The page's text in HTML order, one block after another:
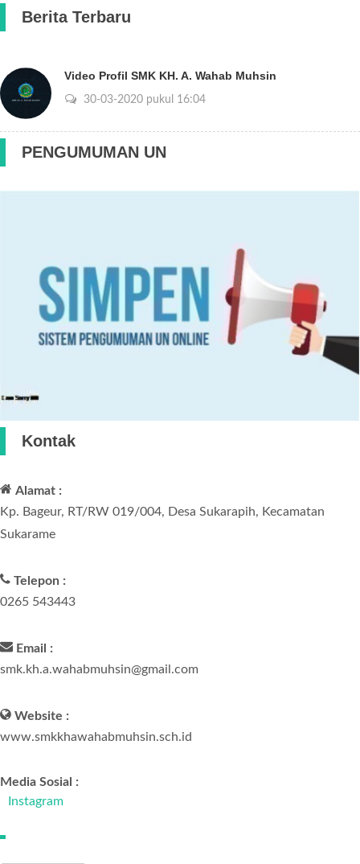
Berita Terbaru
Video Profil SMK KH. A. Wahab Muhsin
30-03-2020 pukul 16:04
PENGUMUMAN UN
Kontak
Alamat :
Kp. Bageur, RT/RW 019/004, Desa Sukarapih, Kecamatan
Sukarame
Telepon :
0265 543443
Email :
smk.kh.a.wahabmuhsin@gmail.com
Website :
www.smkkhawahabmuhsin.sch.id
Media Sosial :
Instagram